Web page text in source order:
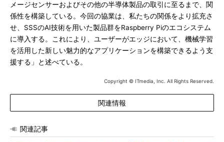
メージセンサーおよびその他の半導体製品の取引に至るまで、関
係性を構築している。今回の協業は、私たちの関係をより拡充さ
せ、SSSのAI技術を用いた製品群をRaspberry Piのエコシステム
に導入する。これにより、ユーザーがエッジにおいて、機械学習
を活用した新しい魅力的なアプリケーションを構築できるよう支
援する」と述べている。
Copyright © ITmedia, Inc. All Rights Reserved.
関連情報
関連記事